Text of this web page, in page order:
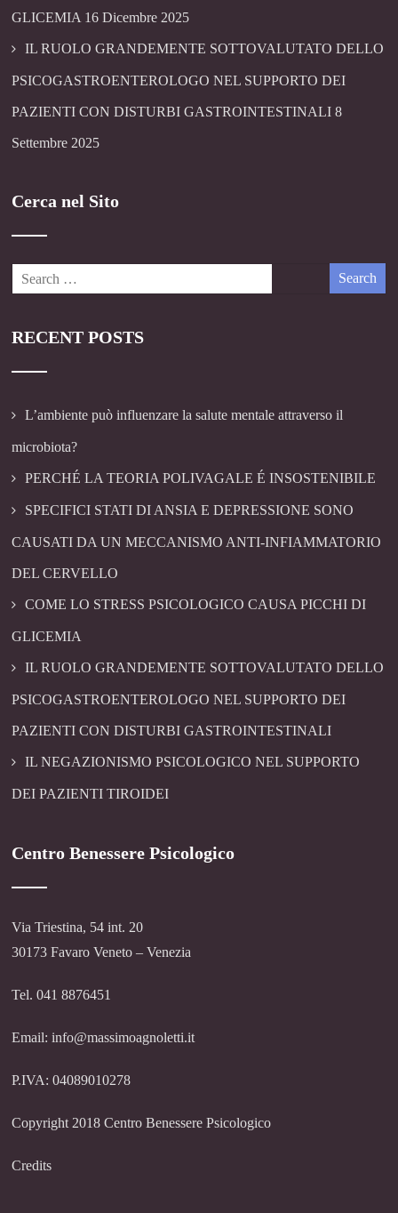
GLICEMIA 16 Dicembre 2025
IL RUOLO GRANDEMENTE SOTTOVALUTATO DELLO
PSICOGASTROENTEROLOGO NEL SUPPORTO DEI
PAZIENTI CON DISTURBI GASTROINTESTINALI 8
Settembre 2025
Cerca nel Sito
RECENT POSTS
L’ambiente può influenzare la salute mentale attraverso il
microbiota?
PERCHÉ LA TEORIA POLIVAGALE É INSOSTENIBILE
SPECIFICI STATI DI ANSIA E DEPRESSIONE SONO
CAUSATI DA UN MECCANISMO ANTI-INFIAMMATORIO
DEL CERVELLO
COME LO STRESS PSICOLOGICO CAUSA PICCHI DI
GLICEMIA
IL RUOLO GRANDEMENTE SOTTOVALUTATO DELLO
PSICOGASTROENTEROLOGO NEL SUPPORTO DEI
PAZIENTI CON DISTURBI GASTROINTESTINALI
IL NEGAZIONISMO PSICOLOGICO NEL SUPPORTO
DEI PAZIENTI TIROIDEI
Centro Benessere Psicologico
Via Triestina, 54 int. 20
30173 Favaro Veneto – Venezia
Tel. 041 8876451
Email: info@massimoagnoletti.it
P.IVA: 04089010278
Copyright 2018 Centro Benessere Psicologico
Credits